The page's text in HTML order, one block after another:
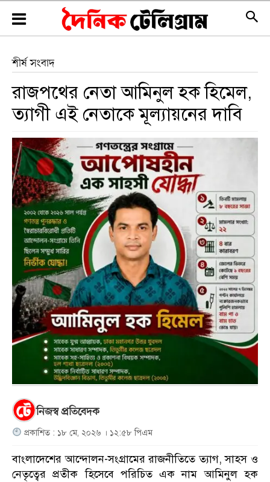
শীর্ষ সংবাদ
রাজপথের নেতা আমিনুল হক হিমেল,
ত্যাগী এই নেতাকে মূল্যায়নের দাবি
নিজস্ব প্রতিবেদক
প্রকাশিত : ১৮ মে, ২০২৬ । ১২:৫৮ পিএম
বাংলাদেশের আন্দোলন-সংগ্রামের রাজনীতিতে ত্যাগ, সাহস ও
নেতৃত্বের প্রতীক হিসেবে পরিচিত এক নাম আমিনুল হক